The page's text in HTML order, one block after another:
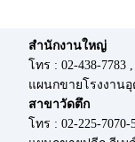
สำนักงานใหญ่
โทร : 02-438-7783
แผนกขายโรงงานอุ
สาขาวัดตึก
โทร : 02-225-7070-